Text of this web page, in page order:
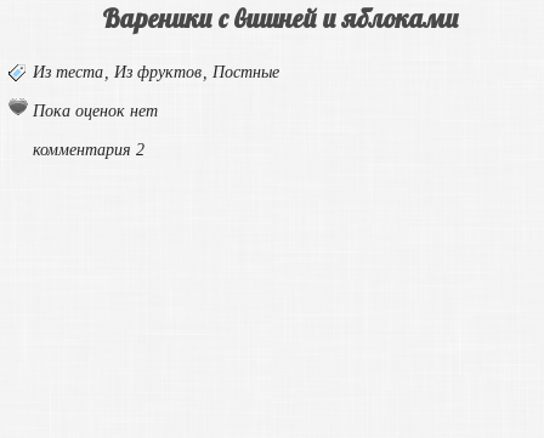
Вареники с вишней и яблоками
Из теста Из фруктов Постные
Пока оценок нет
комментария 2